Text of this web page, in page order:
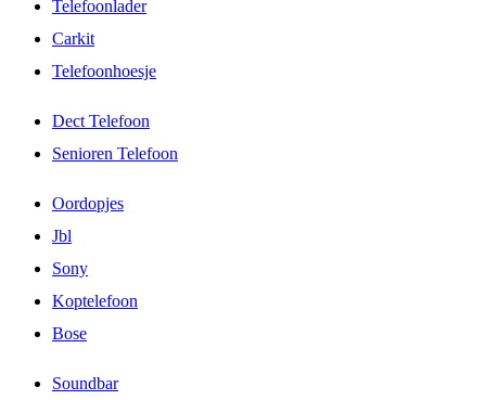
Telefoonlader
Carkit
Telefoonhoesje
Dect Telefoon
Senioren Telefoon
Oordopjes
Jbl
Sony
Koptelefoon
Bose
Soundbar